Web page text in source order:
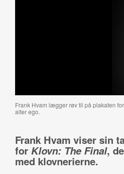
Frank Hvam lægger røv til på plakaten for
alter ego.
Frank Hvam viser sin
for Klovn: The Final,
med klovnerierne.